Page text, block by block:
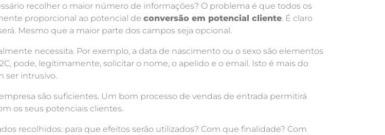
recolher o maior número de informações? O problema é que todos os
proporcional ao potencial de conversão em potencial cliente. É claro
Mesmo que a maior parte dos campos seja opcional.
necessita. Por exemplo, a data de nascimento ou o sexo são elementos
pode, legitimamente, solicitar o nome, o apelido e o email. Isto é mais do
ser intrusivo.
são suficientes. Um bom processo de vendas de entrada permitirá
os seus potenciais clientes.
recolhidos: para que efeitos serão utilizados? Com que finalidade? Com